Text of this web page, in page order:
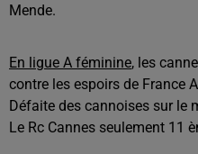
Mende.
En ligue A féminine, les
contre les espoirs de France
Défaite des cannoises sur le
Le Rc Cannes seulement 11